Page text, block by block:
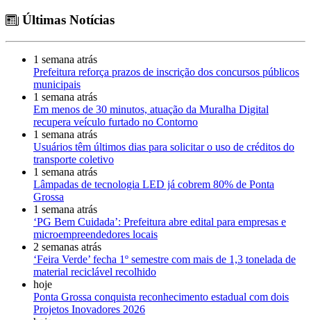
Últimas Notícias
1 semana atrás
Prefeitura reforça prazos de inscrição dos concursos públicos
municipais
1 semana atrás
Em menos de 30 minutos, atuação da Muralha Digital
recupera veículo furtado no Contorno
1 semana atrás
Usuários têm últimos dias para solicitar o uso de créditos do
transporte coletivo
1 semana atrás
Lâmpadas de tecnologia LED já cobrem 80% de Ponta
Grossa
1 semana atrás
‘PG Bem Cuidada’: Prefeitura abre edital para empresas e
microempreendedores locais
2 semanas atrás
‘Feira Verde’ fecha 1º semestre com mais de 1,3 tonelada de
material reciclável recolhido
hoje
Ponta Grossa conquista reconhecimento estadual com dois
Projetos Inovadores 2026